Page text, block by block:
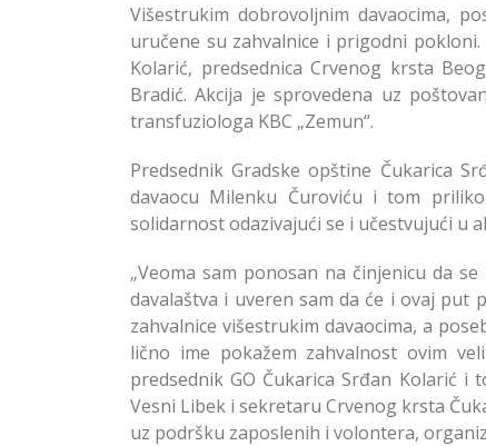
Višestrukim dobrovoljnim davaocima,
uručene su zahvalnice i prigodni
Kolarić, predsednica Crvenog krsta
Bradić. Akcija je sprovedena uz
transfuziologa KBC „Zemun“.
Predsednik Gradske opštine Čukarica
davaocu Milenku Čuroviću i tom
solidarnost odazivajući se i učestvujući u
„Veoma sam ponosan na činjenicu da
davalaštva i uveren sam da će i ovaj put
zahvalnice višestrukim davaocima, a
lično ime pokažem zahvalnost ovim
predsednik GO Čukarica Srđan Kolarić
Vesni Libek i sekretaru Crvenog krsta
uz podršku zaposlenih i volontera,